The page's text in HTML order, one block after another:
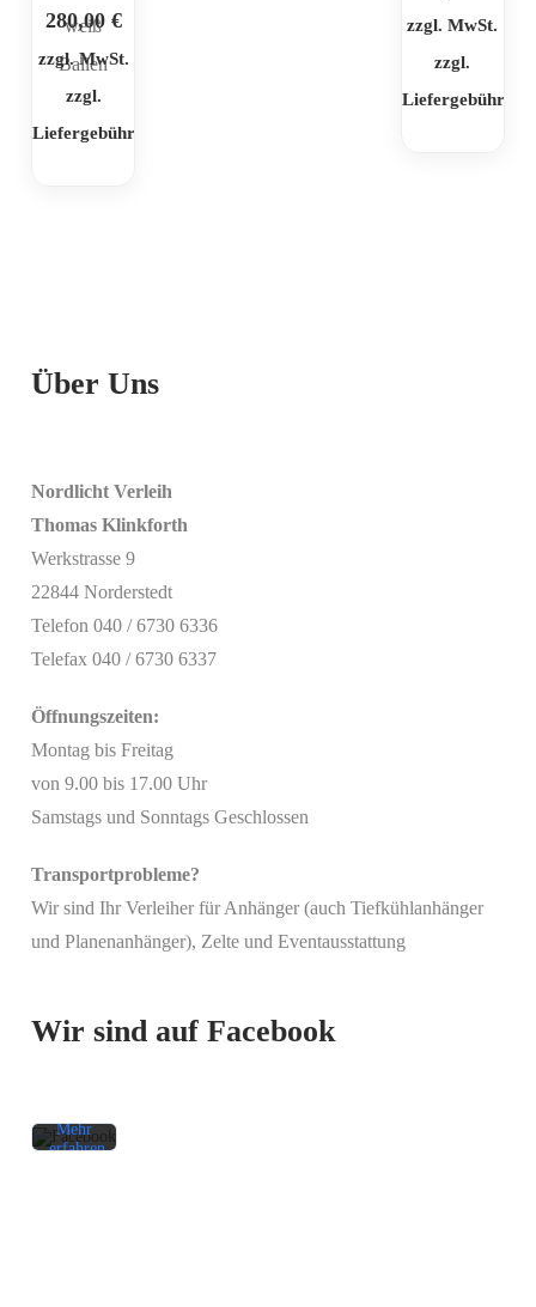
weiß
Ballen
280,00 €
zzgl. MwSt.
zzgl.
Liefergebühr
zzgl. MwSt.
zzgl.
Liefergebühr
Über Uns
Nordlicht Verleih
Thomas Klinkforth
Werkstrasse 9
22844 Norderstedt
Telefon 040 / 6730 6336
Telefax 040 / 6730 6337
Öffnungszeiten:
Montag bis Freitag
von 9.00 bis 17.00 Uhr
Samstags und Sonntags Geschlossen
Transportprobleme?
Wir sind Ihr Verleiher für Anhänger (auch Tiefkühlanhänger
und Planenanhänger), Zelte und Eventausstattung
Wir sind auf Facebook
Mit
akzeptieren
Mehr
erfahren